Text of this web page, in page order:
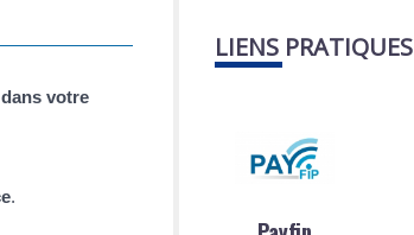
votre
.
LIENS PRATIQUES